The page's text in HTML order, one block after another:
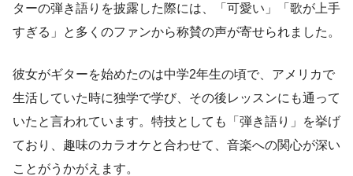
ターの弾き語りを披露した際には、「可愛い」「歌が上手
すぎる」と多くのファンから称賛の声が寄せられました。
彼女がギターを始めたのは中学2年生の頃で、アメリカで
生活していた時に独学で学び、その後レッスンにも通って
いたと言われています。特技としても「弾き語り」を挙げ
ており、趣味のカラオケと合わせて、音楽への関心が深い
ことがうかがえます。